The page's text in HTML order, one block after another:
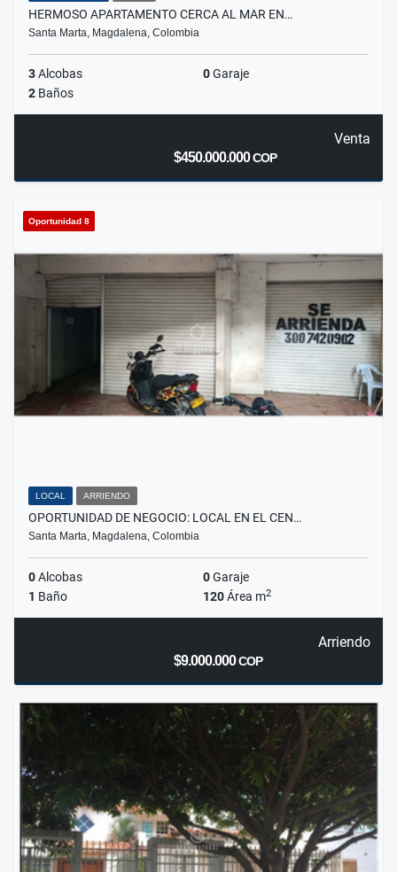
HERMOSO APARTAMENTO CERCA AL MAR EN…
Santa Marta, Magdalena, Colombia
3Alcobas 0Garaje
2 Baños
Venta
$450.000.000COP
Oportunidad 8
LOCAL ARRIENDO
OPORTUNIDAD DE NEGOCIO: LOCAL EN EL CEN…
Santa Marta, Magdalena, Colombia
0Alcobas 0Garaje
1 Baño 120Área m2
Arriendo
$9.000.000COP